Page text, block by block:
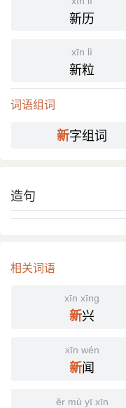
新历
xīn lì
新粒
词语组词
新字组词
造句
相关词语
xīn xīng
新兴
xīn wén
新闻
ěr mù yī xīn